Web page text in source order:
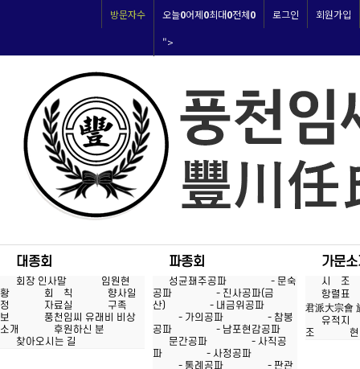
회원가입
로그인
오늘0어제0최대0전체0
">
방문자수
대종회
회장 인사말
임원현
황
회 칙
향사일
정
자료실
구족
보
풍천임씨 유래비 비상
소개
후원하신 분
찾아오시는 길
파종회
성균좨주공파
- 문숙
공파
- 진사공파(금
산)
- 내금위공파
- 가의공파
- 참봉
공파
- 남포현감공파
문간공파
- 사직공
파
- 사정공파
- 통례공파
- 판관
가문
시 조
항렬표
君派大宗會
유적지
조